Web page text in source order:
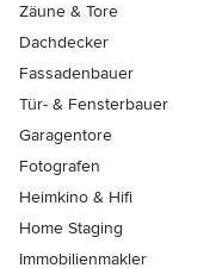
Zäune & Tore
Dachdecker
Fassadenbauer
Tür- & Fensterbauer
Garagentore
Fotografen
Heimkino & Hifi
Home Staging
Immobilienmakler